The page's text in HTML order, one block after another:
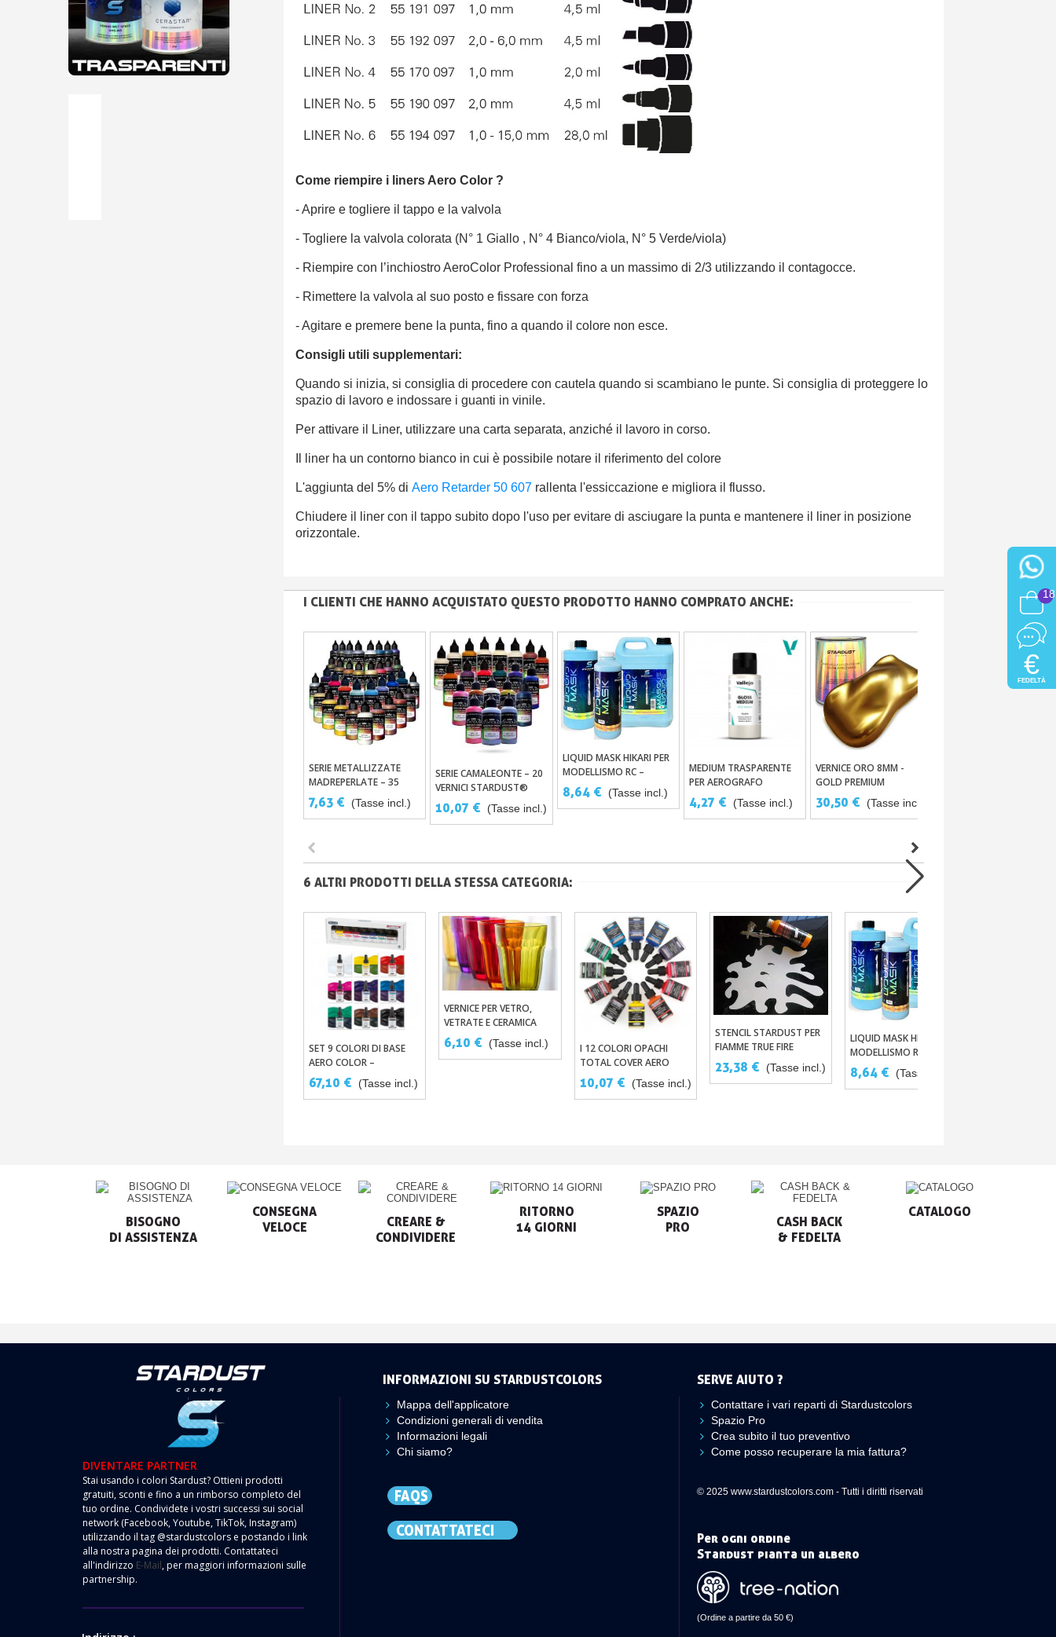
Come riempire i liners Aero Color ?
- Aprire e togliere il tappo e la valvola
- Togliere la valvola colorata (N° 1 Giallo , N° 4 Bianco/viola, N° 5 Verde/viola)
- Riempire con l’inchiostro AeroColor Professional fino a un massimo di 2/3 utilizzando il contagocce.
- Rimettere la valvola al suo posto e fissare con forza
- Agitare e premere bene la punta, fino a quando il colore non esce.
Consigli utili supplementari:
Quando si inizia, si consiglia di procedere con cautela quando si scambiano le punte. Si consiglia di proteggere lo
spazio di lavoro e indossare i guanti in vinile.
Per attivare il Liner, utilizzare una carta separata, anziché il lavoro in corso.
Il liner ha un contorno bianco in cui è possibile notare il riferimento del colore
L'aggiunta del 5% diAero Retarder 50 607 rallenta l'essiccazione e migliora il flusso.
Chiudere il liner con il tappo subito dopo l'uso per evitare di asciugare la punta e mantenere il liner in posizione
orizzontale.
I CLIENTI CHE HANNO ACQUISTATO QUESTO PRODOTTO HANNO COMPRATO ANCHE:
Aggiungi Al Carrello
SERIE METALLIZZATE
MADREPERLATE – 35
VERNICI ACRILICHE-PU
PER AEROGRAFO
7,63 € (Tasse incl.)
Aggiungi Al Carrello
SERIE CAMALEONTE – 20
VERNICI STARDUST®
ACRILICHE-PU PER
AEROGRAFO
10,07 € (Tasse incl.)
Aggiungi Al Carrello
LIQUID MASK HIKARI PER
MODELLISMO RC –
MASCHERATURA
TRASPARENTE SENZA
8,64 € (Tasse incl.)
Aggiungi Al Carrello
MEDIUM TRASPARENTE
PER AEROGRAFO
4,27 € (Tasse incl.)
Aggiungi Al Carrello
VERNICE ORO 8ΜM -
GOLD PREMIUM
30,50 € (Tasse incl.)
6 ALTRI PRODOTTI DELLA STESSA CATEGORIA:
SET 9 COLORI DI BASE
AERO COLOR –
ASSORTIMENTO
D’INCHIOSTRI
67,10 € (Tasse incl.)
Aggiungi Al Carrello
VERNICE PER VETRO,
VETRATE E CERAMICA
6,10 € (Tasse incl.)
Aggiungi Al Carrello
I 12 COLORI OPACHI
TOTAL COVER AERO
COLOR PROFESSIONAL
10,07 € (Tasse incl.)
Aggiungi Al Carrello
STENCIL STARDUST PER
FIAMME TRUE FIRE
23,38 € (Tasse incl.)
Aggiungi Al Carrello
LIQUID MASK HIKARI PER
MODELLISMO RC –
MASCHERATURA
TRASPARENTE SENZA
8,64 € (Tasse incl.)
BISOGNO
CONSEGNA
VELOCE
CREARE &
CONDIVIDERE
RITORNO
14 GIORNI
SPAZIO
PRO
CASH BACK
& FEDELTA
CATALOGO
DIVENTARE PARTNER
Stai usando i colori Stardust? Ottieni prodotti
gratuiti, sconti e fino a un rimborso completo del
tuo ordine. Condividete i vostri successi sui social
network (Facebook, Youtube, TikTok, Instagram)
utilizzando il tag @stardustcolors e postando i link
alla nostra pagina dei prodotti. Contattateci
all'indirizzo E-Mail, per maggiori informazioni sulle
partnership.
INFORMAZIONI SU STARDUSTCOLORS
Mappa dell'applicatore
Condizioni generali di vendita
Informazioni legali
Chi siamo?
FAQS
CONTATTATECI
SERVE AIUTO ?
Contattare i vari reparti di Stardustcolors
Spazio Pro
Crea subito il tuo preventivo
Come posso recuperare la mia fattura?
© 2025 www.stardustcolors.com - Tutti i diritti riservati
Per ogni ordine
Stardust pianta un albero
(Ordine a partire da 50 €)
18
€
FEDELTÀ